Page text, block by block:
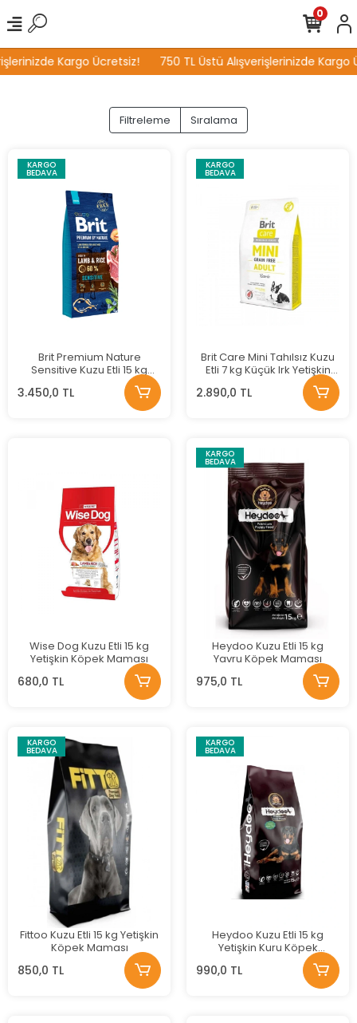
Kargo Ücretsiz! 750 TL Üstü Alışverişlerinizde Kargo
0
Filtreleme Sıralama
KARGO
BEDAVA
Brit Premium Nature
Sensitive Kuzu Etli 15 kg
Yetişkin Köpek Maması
3.450,0 TL
KARGO
BEDAVA
Brit Care Mini Tahılsız Kuzu
Etli 7 kg Küçük Irk Yetişkin
Köpek Maması
2.890,0 TL
Wise Dog Kuzu Etli 15 kg
Yetişkin Köpek Maması
680,0 TL
KARGO
BEDAVA
Heydoo Kuzu Etli 15 kg
Yavru Köpek Maması
975,0 TL
KARGO
BEDAVA
Fittoo Kuzu Etli 15 kg Yetişkin
Köpek Maması
850,0 TL
KARGO
BEDAVA
Heydoo Kuzu Etli 15 kg
Yetişkin Kuru Köpek
990,0 TL